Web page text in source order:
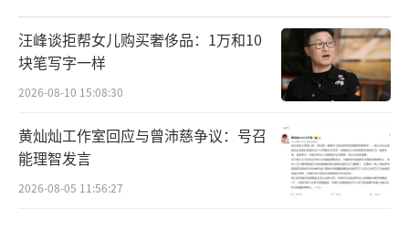
汪峰谈拒帮女儿购买奢侈品：1万和10
块笔写字一样
2026-08-10 15:08:30
黄灿灿工作室回应与曾沛慈争议：号召
能理智发言
2026-08-05 11:56:27